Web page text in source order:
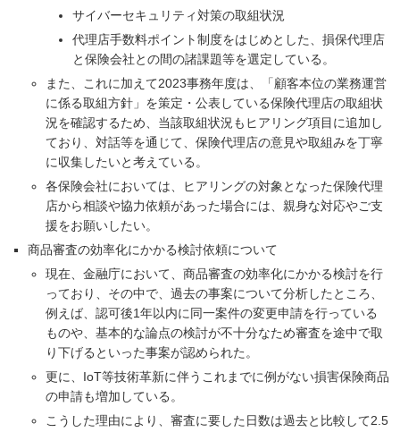
サイバーセキュリティ対策の取組状況
代理店手数料ポイント制度をはじめとした、損保代理店
と保険会社との間の諸課題等を選定している。
また、これに加えて2023事務年度は、「顧客本位の業務運営
に係る取組方針」を策定・公表している保険代理店の取組状
況を確認するため、当該取組状況もヒアリング項目に追加し
ており、対話等を通じて、保険代理店の意見や取組みを丁寧
に収集したいと考えている。
各保険会社においては、ヒアリングの対象となった保険代理
店から相談や協力依頼があった場合には、親身な対応やご支
援をお願いしたい。
商品審査の効率化にかかる検討依頼について
現在、金融庁において、商品審査の効率化にかかる検討を行
っており、その中で、過去の事案について分析したところ、
例えば、認可後1年以内に同一案件の変更申請を行っている
ものや、基本的な論点の検討が不十分なため審査を途中で取
り下げるといった事案が認められた。
更に、IoT等技術革新に伴うこれまでに例がない損害保険商品
の申請も増加している。
こうした理由により、審査に要した日数は過去と比較して2.5